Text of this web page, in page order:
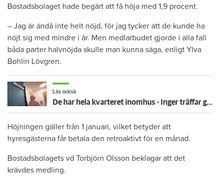
Bostadsbolaget hade begärt att få höja med 1,9 procent.
– Jag är ändå inte helt nöjd, för jag tycker att de kunde ha
nöjt sig med mindre i år. Men medlarbudet gjorde i alla fall
båda parter halvnöjda skulle man kunna säga, enligt Ylva
Bohlin Lövgren.
Läs också
De har hela kvarteret inomhus - Inger träffar grannarna på Härliga gränd
Höjningen gäller från 1 januari, vilket betyder att
hyresgästerna får betala den retroaktivt för en månad.
Bostadsbolagets vd Torbjörn Olsson beklagar att det
krävdes medling.